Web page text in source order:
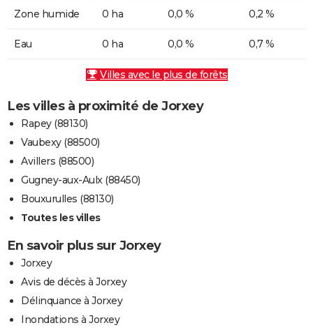
Zone humide 0 ha 0,0 % 0,2 %
Eau 0 ha 0,0 % 0,7 %
Villes avec le plus de forêts
Les villes à proximité de Jorxey
Rapey (88130)
Vaubexy (88500)
Avillers (88500)
Gugney-aux-Aulx (88450)
Bouxurulles (88130)
Toutes les villes
En savoir plus sur Jorxey
Jorxey
Avis de décès à Jorxey
Délinquance à Jorxey
Inondations à Jorxey